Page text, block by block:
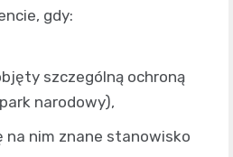
gdy:
szczególną ochroną
narodowy),
na nim znane stanowisko